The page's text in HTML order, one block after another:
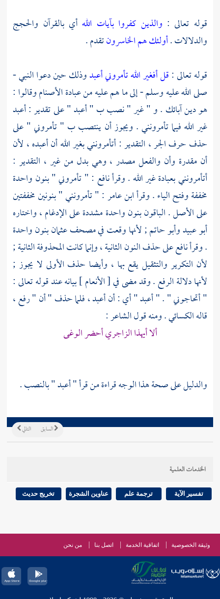
قوله تعالى : والذين كفروا بآيات الله أي بالقرآن والحجج
والدلالات .أولئك هم الخاسرونتقدم .
قوله تعالى :قل أفغير الله تأمروني أعبدوذلك حين دعوا النبي -
صلى الله عليه وسلم - إلى ما هم عليه من عبادة الأصنام وقالوا :
هو دين آبائك . و " غير " نصب ب " أعبد " على تقدير : أعبد
غير الله فيما تأمرونني . ويجوز أن ينتصب ب " تأمروني " على
حذف حرف الجر ، التقدير : أتأمرونني بغير الله أن أعبده ، لأن
أن مقدرة وأن والفعل مصدر ، وهي بدل من غير ، التقدير :
أتأمرونني بعبادة غير الله . وقرأنافع : " تأمروني " بنون واحدة
مخففة وفتح الياء . وقرأابن عامر : " تأمرونني " بنونين مخففتين
على الأصل . الباقون بنون واحدة مشددة على الإدغام ، واختاره
أبو عبيدوأبو حاتم ;لأنها وقعت في مصحفعثمانبنون واحدة
. وقرأ نافع على حذف النون الثانية ، وإنما كانت المحذوفة الثانية ;
لأن التكرير والتثقيل يقع بها ، وأيضا حذف الأولى لا يجوز ;
لأنها دلالة الرفع . وقد مضى في [ الأنعام ] بيانه عند قوله تعالى :
" أتحاجوني " . " أعبد " أي : أن أعبد ، فلما حذف " أن " رفع ،
قالهالكسائي. ومنه قول الشاعر :
ألا أيهذا الزاجري أحضر الوغى
والدليل على صحة هذا الوجه قراءة من قرأ " أعبد " بالنصب .
التالي السابق
الخدمات العلمية
تفسير الآية ترجمة علم عناوين الشجرة تخريج حديث
وثيقة الخصوصية اتفاقية الخدمة اتصل بنا من نحن